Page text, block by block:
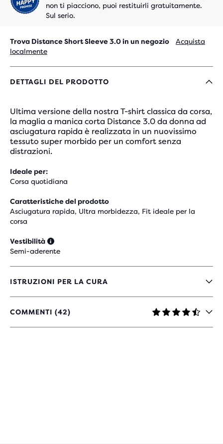
non ti piacciono, puoi restituirli gratuitamente.
Sul serio.
Trova Distance Short Sleeve 3.0 in un negozio
Acquista
localmente
DETTAGLI DEL PRODOTTO
Ultima versione della nostra T-shirt classica da corsa,
la maglia a manica corta Distance 3.0 da donna ad
asciugatura rapida è realizzata in un nuovissimo
tessuto super morbido per un comfort senza
distrazioni.
Ideale per:
Corsa quotidiana
Caratteristiche del prodotto
Asciugatura rapida, Ultra morbidezza, Fit ideale per la
corsa
Vestibilità
Semi-aderente
ISTRUZIONI PER LA CURA
COMMENTI (42)
4.3
SU